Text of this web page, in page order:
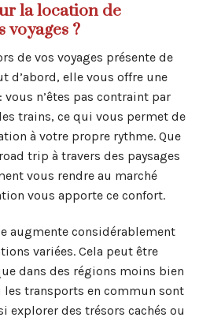
la location de
voyages ?
de vos voyages présente de
d’abord, elle vous offre une
n’êtes pas contraint par
trains, ce qui vous permet de
à votre propre rythme. Que
trip à travers des paysages
vous rendre au marché
vous apporte ce confort.
augmente considérablement
variées. Cela peut être
dans des régions moins bien
les transports en commun sont
explorer des trésors cachés ou